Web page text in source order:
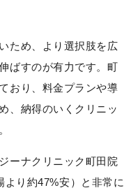
ため、より選択肢を広
ばすのが有力です。町
おり、料金プランや導
、納得のいくクリニッ
ーナクリニック町田院
り約47%安）と非常に